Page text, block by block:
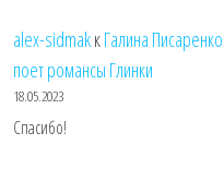
alex-sidmakкГалина Писаренко
поет романсы Глинки
18.05.2023
Спасибо!